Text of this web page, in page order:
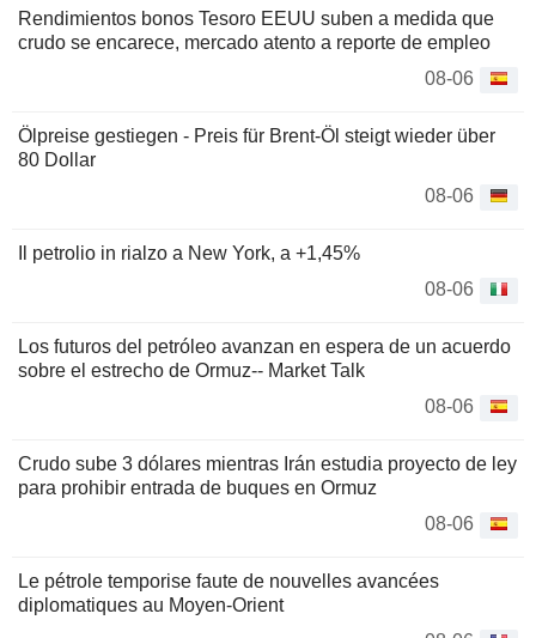
Rendimientos bonos Tesoro EEUU suben a medida que
crudo se encarece, mercado atento a reporte de empleo
08-06
Ölpreise gestiegen - Preis für Brent-Öl steigt wieder über
80 Dollar
08-06
Il petrolio in rialzo a New York, a +1,45%
08-06
Los futuros del petróleo avanzan en espera de un acuerdo
sobre el estrecho de Ormuz-- Market Talk
08-06
Crudo sube 3 dólares mientras Irán estudia proyecto de ley
para prohibir entrada de buques en Ormuz
08-06
Le pétrole temporise faute de nouvelles avancées
diplomatiques au Moyen-Orient